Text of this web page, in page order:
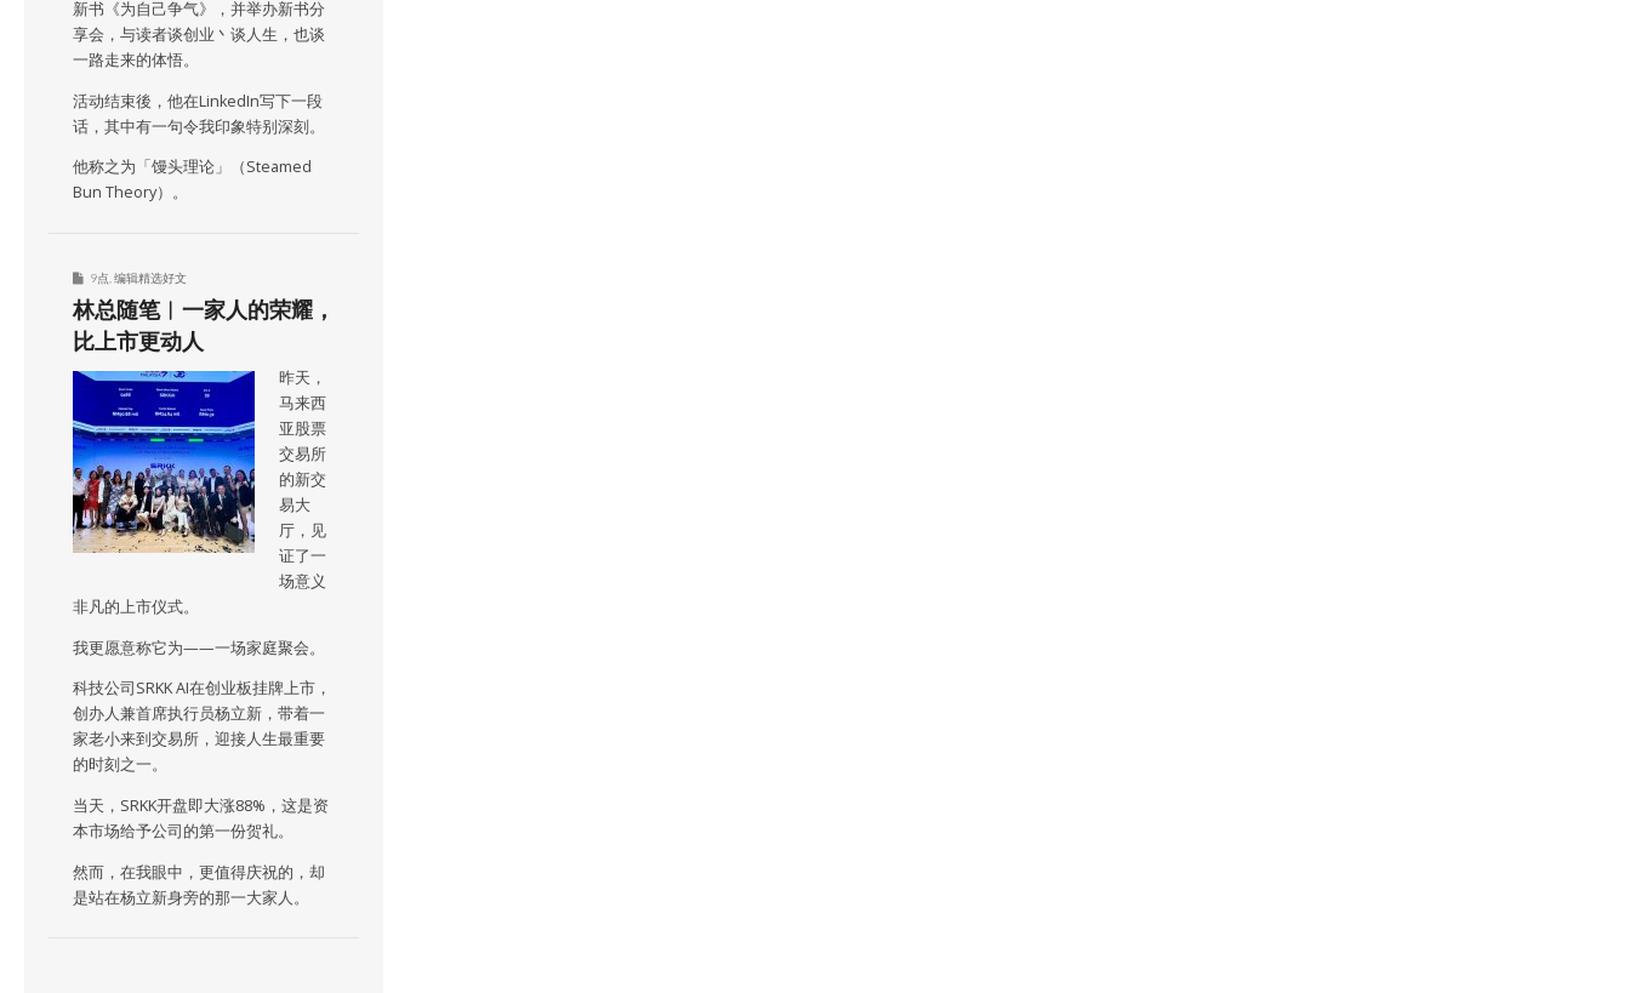
新书《为自己争气》，并举办新书分
享会，与读者谈创业丶谈人生，也谈
一路走来的体悟。
活动结束後，他在LinkedIn写下一段
话，其中有一句令我印象特别深刻。
他称之为「馒头理论」（Steamed
Bun Theory）。
9点 编辑精选好文
林总随笔︱一家人的荣耀，
比上市更动人
昨天，
马来西
亚股票
交易所
的新交
易大
厅，见
证了一
场意义
非凡的上市仪式。
我更愿意称它为——一场家庭聚会。
科技公司SRKK AI在创业板挂牌上市，
创办人兼首席执行员杨立新，带着一
家老小来到交易所，迎接人生最重要
的时刻之一。
当天，SRKK开盘即大涨88%，这是资
本市场给予公司的第一份贺礼。
然而，在我眼中，更值得庆祝的，却
是站在杨立新身旁的那一大家人。